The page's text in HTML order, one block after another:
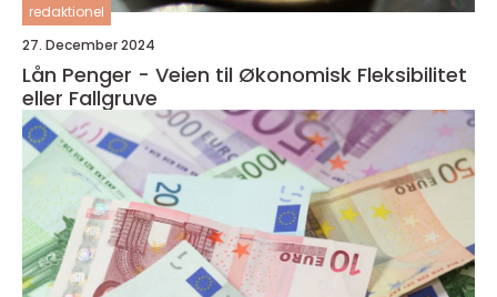
redaktionel
27. December 2024
Lån Penger - Veien til Økonomisk Fleksibilitet
eller Fallgruve